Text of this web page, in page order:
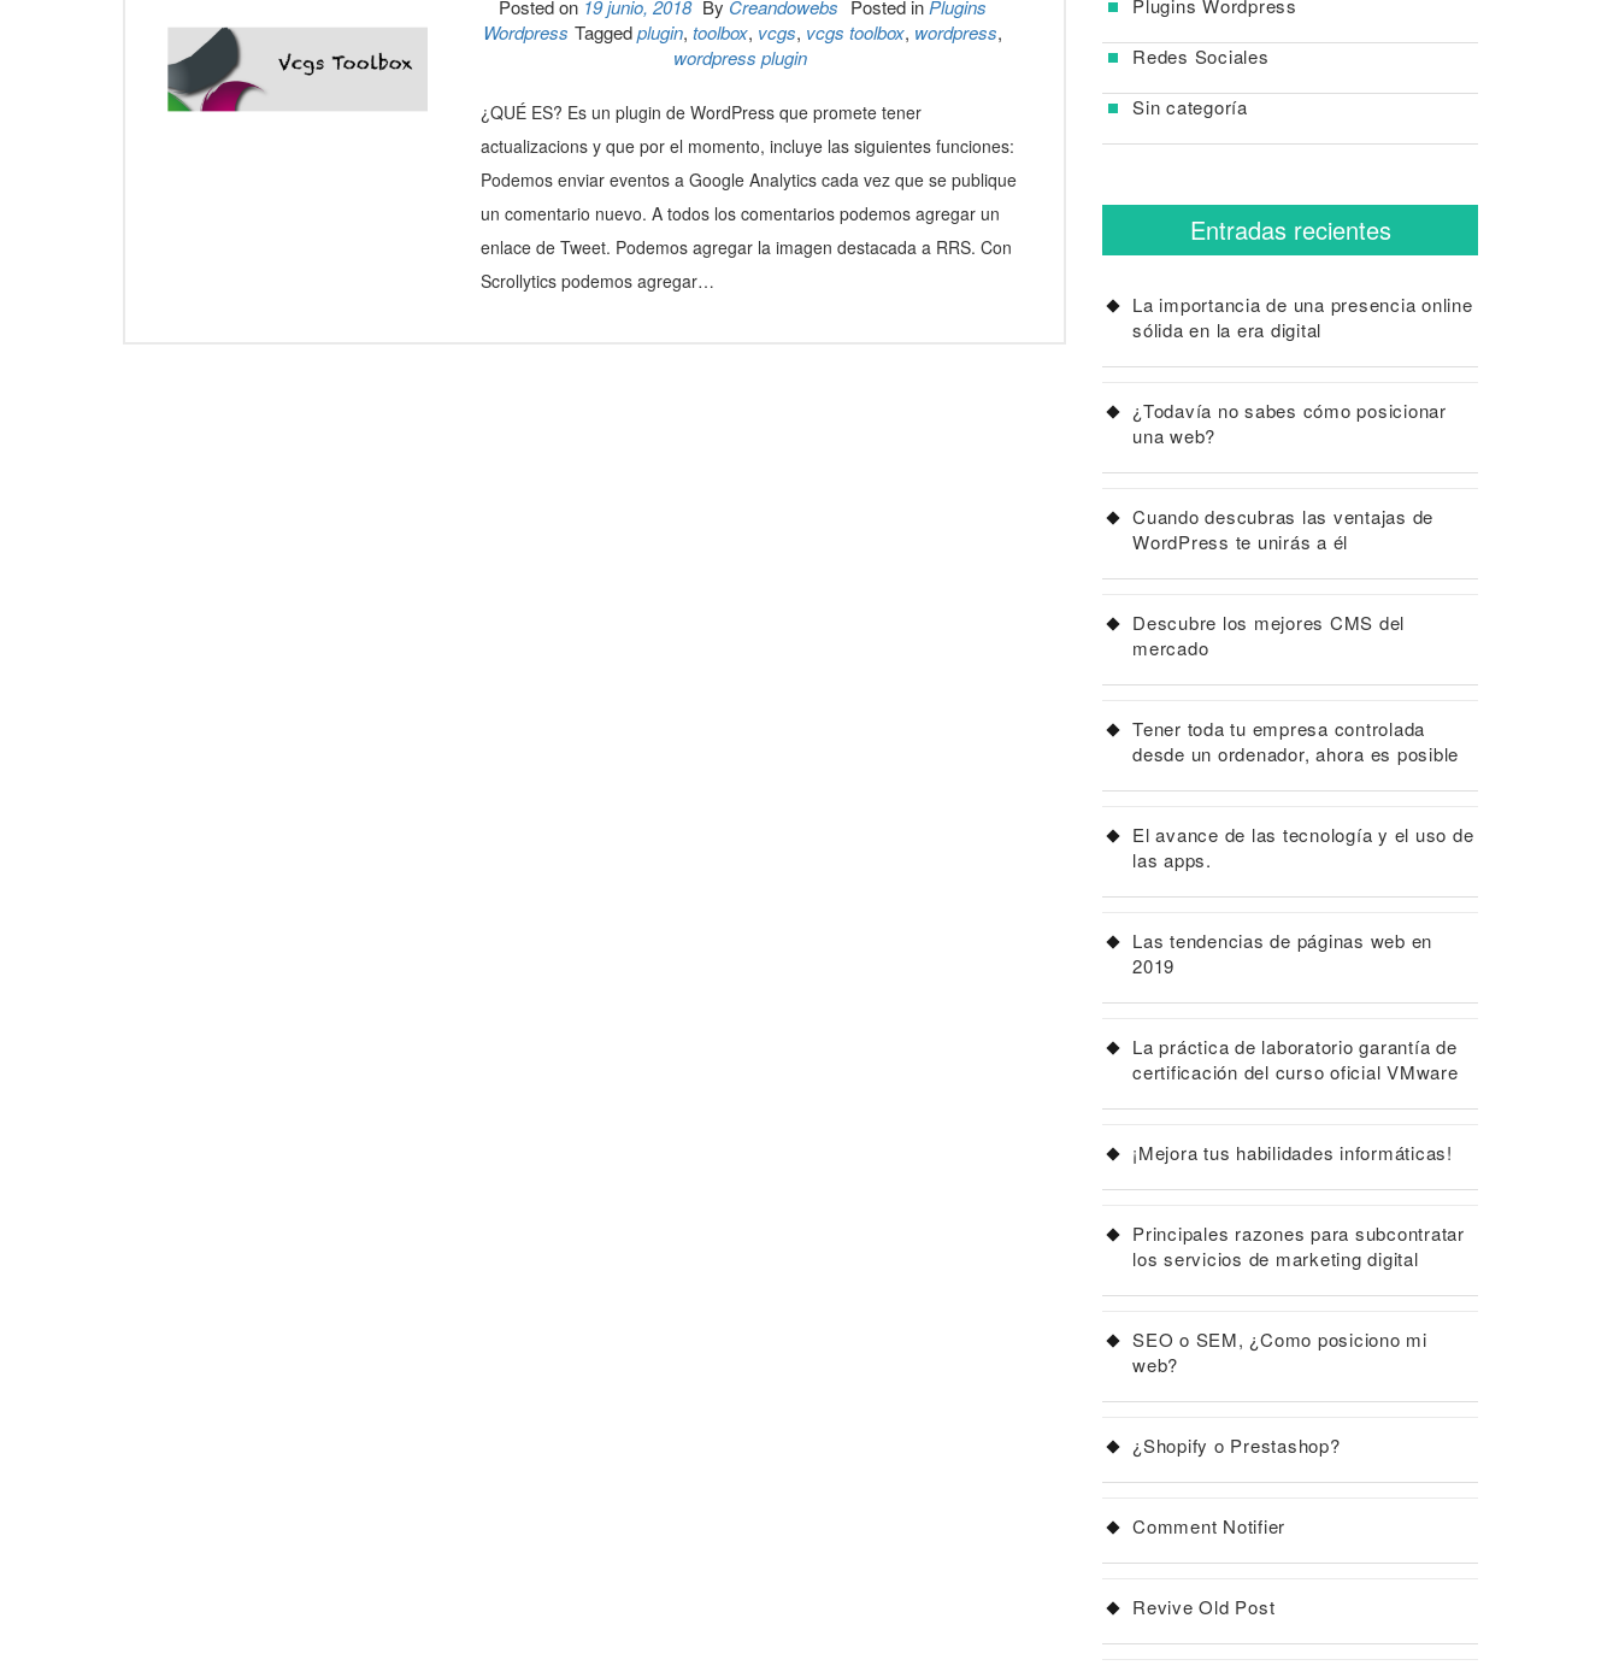
Posted on 19 junio, 2018 By Creandowebs Posted in Plugins
Wordpress Taggedplugin,toolbox, vcgs, vcgs toolbox, wordpress,
wordpress plugin
¿QUÉ ES? Es un plugin de WordPress que promete tener
actualizacions y que por el momento, incluye las siguientes funciones:
Podemos enviar eventos a Google Analytics cada vez que se publique
un comentario nuevo. A todos los comentarios podemos agregar un
enlace de Tweet. Podemos agregar la imagen destacada a RRS. Con
Scrollytics podemos agregar…
Redes Sociales
Sin categoría
Entradas recientes
La importancia de una presencia online
sólida en la era digital
¿Todavía no sabes cómo posicionar
una web?
Cuando descubras las ventajas de
WordPress te unirás a él
Descubre los mejores CMS del
mercado
Tener toda tu empresa controlada
desde un ordenador, ahora es posible
El avance de las tecnología y el uso de
las apps.
Las tendencias de páginas web en
2019
La práctica de laboratorio garantía de
certificación del curso oficial VMware
¡Mejora tus habilidades informáticas!
Principales razones para subcontratar
los servicios de marketing digital
SEO o SEM, ¿Como posiciono mi
web?
¿Shopify o Prestashop?
Comment Notifier
Revive Old Post